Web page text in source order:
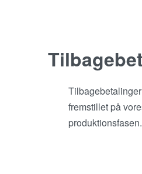
fremstillet på
produktionsfasen.